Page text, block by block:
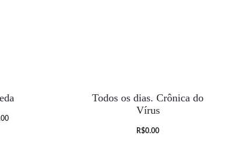
Todos os dias. Crônica do
Vírus
O
R$0.00